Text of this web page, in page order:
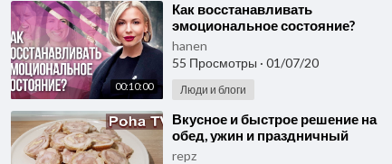
00:10:00
⁣Как восстанавливать
эмоциональное состояние?
Быстрое и глубокое
эмоциональное
восстановление
hanen
55 Просмотры · 01/07/20
Люди и блоги
⁣Вкусное и быстрое решение на
обед, ужин и праздничный
стол
repz